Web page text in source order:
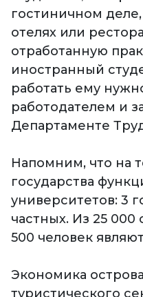
гостиничном деле,
отелях или
отработанную
иностранный
работать ему
работодателем и
Департаменте
Напомним, что на
государства
университетов: 3
частных. Из 25 000
500 человек
Экономика
туристического